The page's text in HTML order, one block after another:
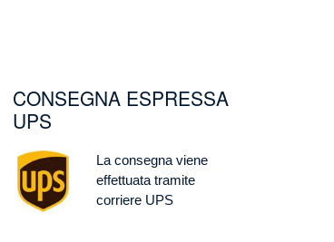
CONSEGNA ESPRESSA
UPS
Image
La consegna viene
effettuata tramite
corriere UPS